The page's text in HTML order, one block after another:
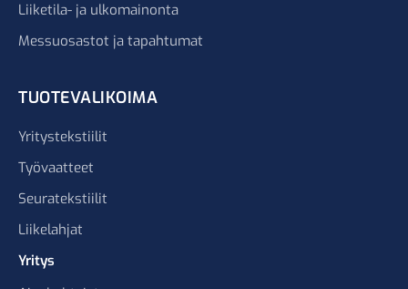
Liiketila- ja ulkomainonta
Messuosastot ja tapahtumat
TUOTEVALIKOIMA
Yritystekstiilit
Työvaatteet
Seuratekstiilit
Liikelahjat
Yritys